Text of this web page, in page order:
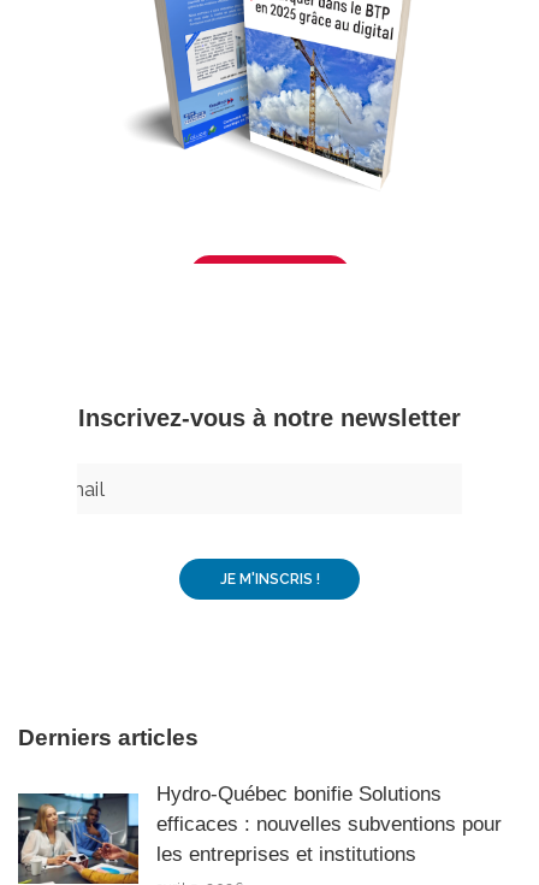
– Inscrivez-vous à notre newsletter –
Derniers articles
Hydro-Québec bonifie Solutions
efficaces : nouvelles subventions pour
les entreprises et institutions